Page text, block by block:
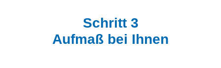
Schritt 3
Aufmaß bei Ihnen